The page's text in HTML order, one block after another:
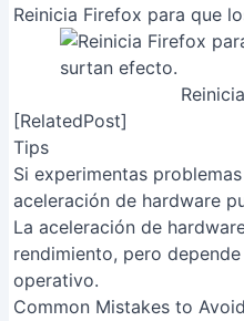
Reinicia Firefox para que
[RelatedPost]
Tips
Si experimentas
aceleración de hardware
La aceleración de
rendimiento, pero
operativo.
Common Mistakes to Avoid